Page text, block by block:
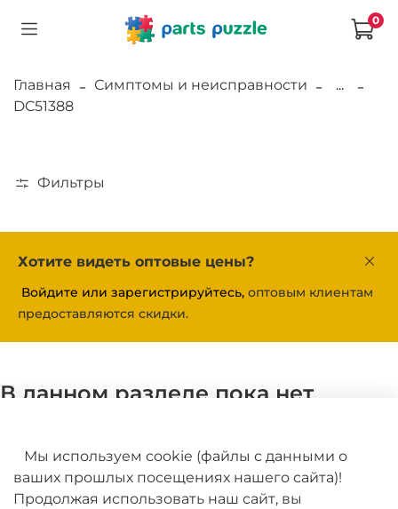
0
Главная Симптомы и неисправности
...
DC51388
Фильтры
Хотите видеть оптовые цены?
Войдите или зарегистрируйтесь, оптовым клиентам
предоставляются скидки.
В данном разделе пока нет
Мы используем cookie (файлы с данными о
ваших прошлых посещениях нашего сайта)!
Продолжая использовать наш сайт, вы